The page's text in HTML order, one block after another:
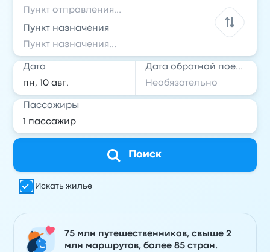
Пункт назначения
Дата Дата обратной поездки
Пассажиры
Поиск
Искать жилье
75 млн путешественников, свыше 2
млн маршрутов, более 85 стран.